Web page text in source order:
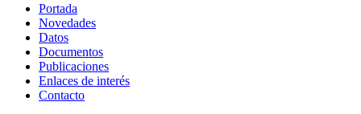
Portada
Novedades
Datos
Documentos
Publicaciones
Enlaces de interés
Contacto